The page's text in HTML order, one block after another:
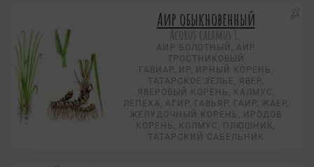
Аир обыкновенный
Acorus calamus L.
АИР БОЛОТНЫЙ, АИР
ТРОСТНИКОВЫЙ
ГАВИАР, ИР, ИРНЫЙ КОРЕНЬ,
ТАТАРСКОЕ ЗЕЛЬЕ, ЯВЕР,
ЯВЕРОВЫЙ КОРЕНЬ, КАЛМУС,
ЛЕПЕХА, АГИР, ГАВЬЯР, ГАИР, ЖАЕР,
ЖЕЛУДОЧНЫЙ КОРЕНЬ, ИРОДОВ
КОРЕНЬ, КОЛМУС, ПЛЮШНИК,
ТАТАРСКИЙ САБЕЛЬНИК